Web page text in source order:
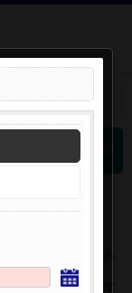
証するものではあ
た商品です。 数字